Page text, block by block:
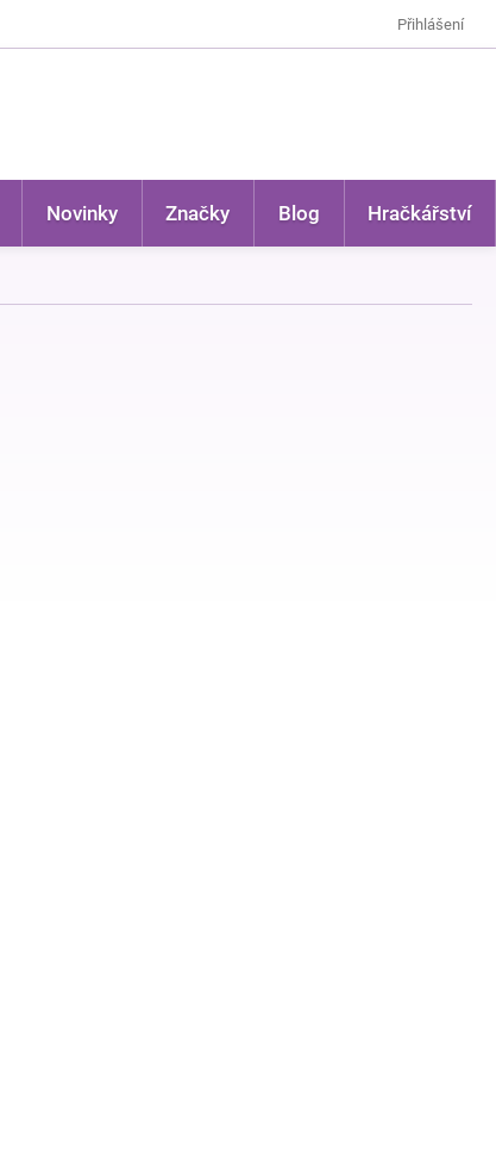
Přihlášení
Novinky Značky Blog Hračkářství